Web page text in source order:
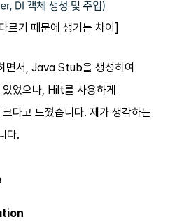
르기 때문에 생기는 차이]
면서, Java Stub을 생성하여
었으나, Hilt를 사용하게
다고 느꼈습니다. 제가 생각하는
다.